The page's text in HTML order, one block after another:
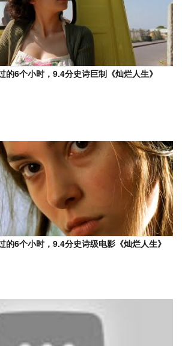
的6个小时，9.4分史诗巨制《灿烂人生》
的6个小时，9.4分史诗级电影《灿烂人生》